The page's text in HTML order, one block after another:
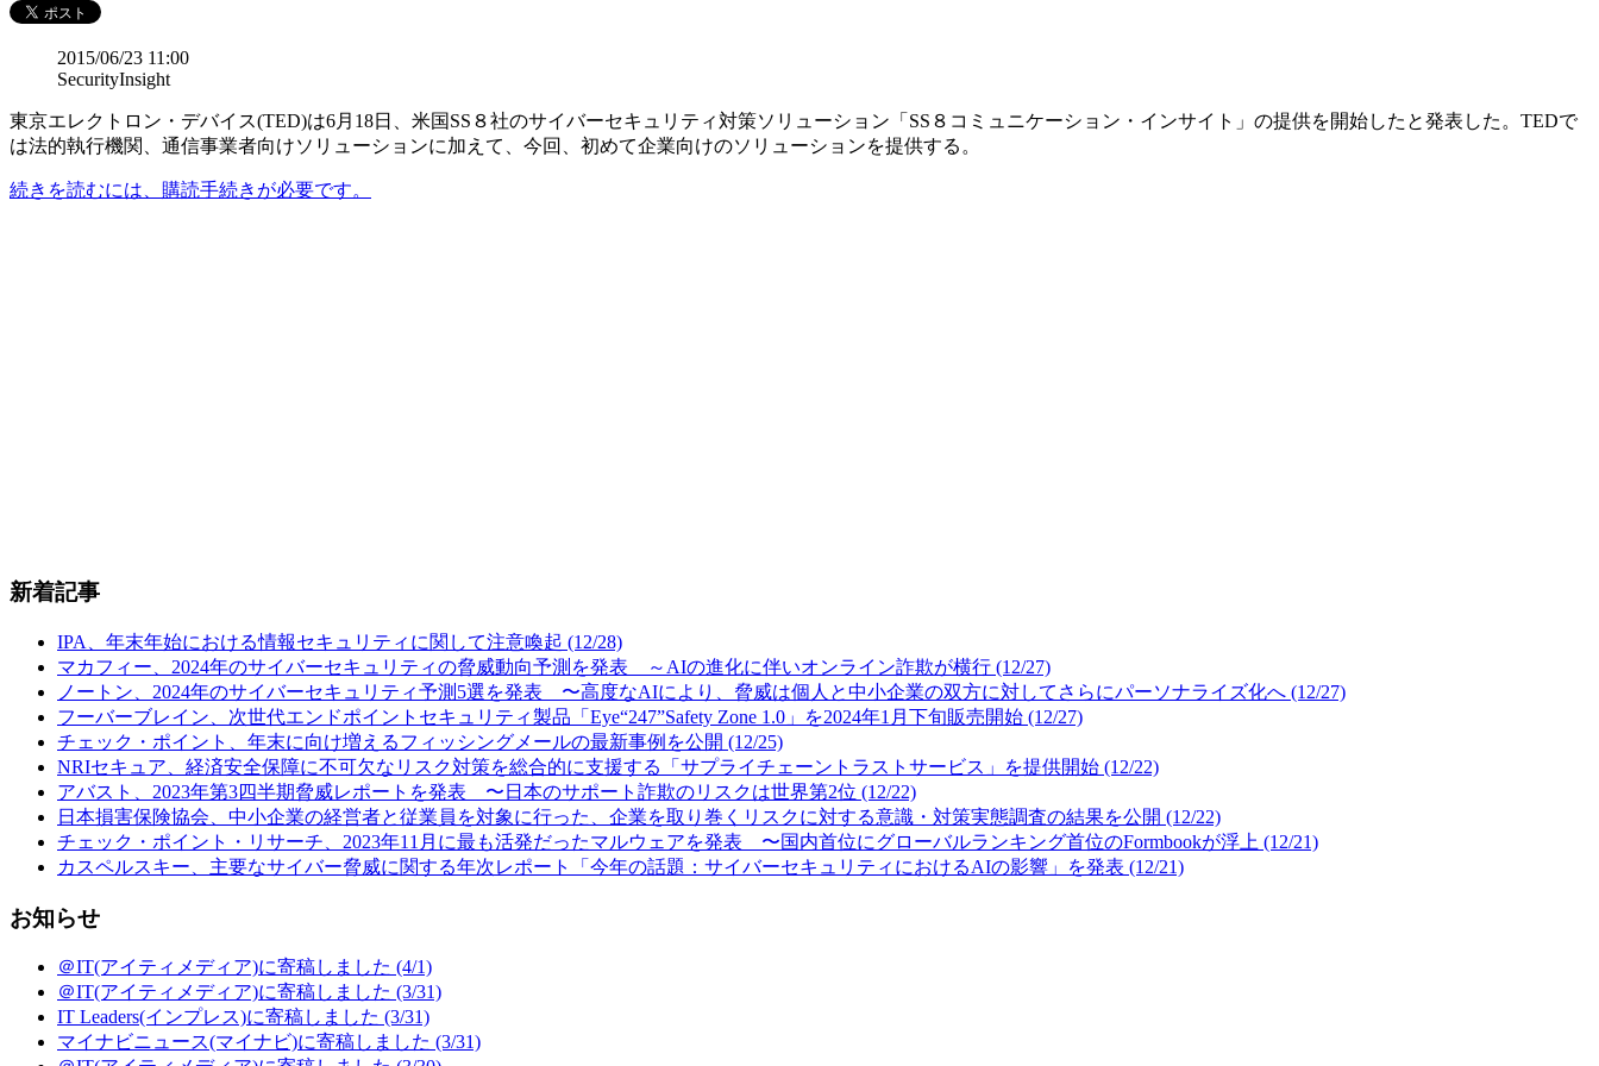
2015/06/23 11:00
SecurityInsight
東京エレクトロン・デバイス(TED)は6月18日、米国SS８社のサイバーセキュリティ対策ソリューション「SS８コミュニケーション・インサイト」の提供を開始したと発表した。TEDで
は法的執行機関、通信事業者向けソリューションに加えて、今回、初めて企業向けのソリューションを提供する。
続きを読むには、購読手続きが必要です。
新着記事
IPA、年末年始における情報セキュリティに関して注意喚起 (12/28)
マカフィー、2024年のサイバーセキュリティの脅威動向予測を発表 ～AIの進化に伴いオンライン詐欺が横行 (12/27)
ノートン、2024年のサイバーセキュリティ予測5選を発表 〜高度なAIにより、脅威は個人と中小企業の双方に対してさらにパーソナライズ化へ (12/27)
フーバーブレイン、次世代エンドポイントセキュリティ製品「Eye“247”Safety Zone 1.0」を2024年1月下旬販売開始 (12/27)
チェック・ポイント、年末に向け増えるフィッシングメールの最新事例を公開 (12/25)
NRIセキュア、経済安全保障に不可欠なリスク対策を総合的に支援する「サプライチェーントラストサービス」を提供開始 (12/22)
アバスト、2023年第3四半期脅威レポートを発表 〜日本のサポート詐欺のリスクは世界第2位 (12/22)
日本損害保険協会、中小企業の経営者と従業員を対象に行った、企業を取り巻くリスクに対する意識・対策実態調査の結果を公開 (12/22)
チェック・ポイント・リサーチ、2023年11月に最も活発だったマルウェアを発表 〜国内首位にグローバルランキング首位のFormbookが浮上 (12/21)
カスペルスキー、主要なサイバー脅威に関する年次レポート「今年の話題：サイバーセキュリティにおけるAIの影響」を発表 (12/21)
お知らせ
＠IT(アイティメディア)に寄稿しました (4/1)
＠IT(アイティメディア)に寄稿しました (3/31)
IT Leaders(インプレス)に寄稿しました (3/31)
マイナビニュース(マイナビ)に寄稿しました (3/31)